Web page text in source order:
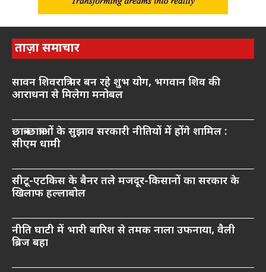
ताज़ा समाचार
सावन शिवरात्रि पर बन रहे शुभ योग, भगवान शिव की
आराधना से मिलेगा मनोबल
छात्र-छात्राओं के सुझाव सरकारी नीतियों में होंगे शामिल :
सीएम धामी
सीटू-एटकिस के बैनर तले मजदूर-किसानों का सरकार के
खिलाफ हल्लाबोल
नीति घाटी में भारी बारिश से तमक नाला उफनाया, वैली
ब्रिज बहा